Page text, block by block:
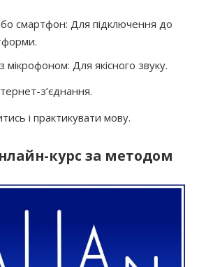
смартфон: Для підключення до
Для якісного звуку.
з’єднання.
і практикувати мову.
курс за методом